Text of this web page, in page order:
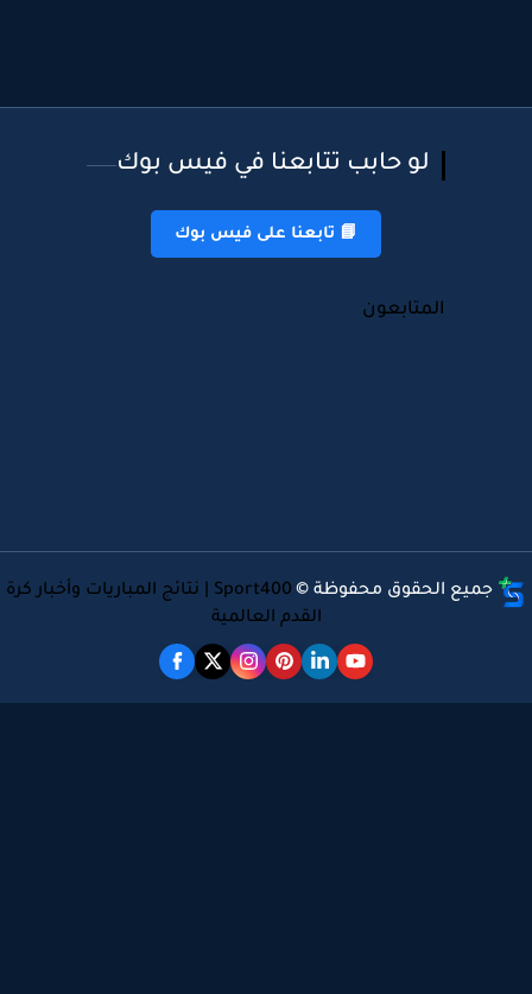
لو حابب تتابعنا في فيس بوك
📘 تابعنا على فيس بوك
المتابعون
جميع الحقوق محفوظة ©
Sport400 | نتائج المباريات وأخبار كرة
القدم العالمية